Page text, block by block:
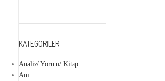
KATEGORILER
Analiz/ Yorum/ Kitap
Anı